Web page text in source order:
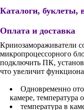
Каталоги, буклеты,
Оплата и доставка
Крииозамораживатели
микропроцессорного
подключить ПК,
что увеличит
Одновременно
камере, температура
температура в